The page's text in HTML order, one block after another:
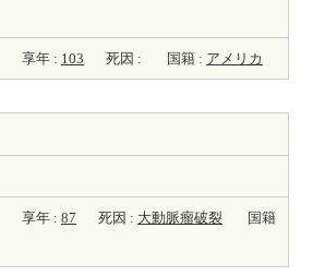
享年 : 103 死因 : 国籍 : アメリカ
享年 : 87 死因 : 大動脈瘤破裂
国籍